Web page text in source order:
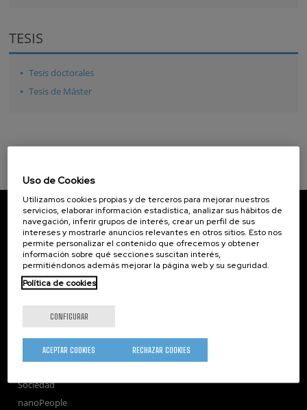
TESIS
Tesis doctorales
Tesis de Máster
CIC nanoGUNE
Tolosa Hiribidea, 76
E-20018 Donostia / San Sebastian
+34 9... Ver teléfono·nano@nanogune.eu
Subscribe to our Newsletter
nanoGUNE
Transferencia
Sociedad
nanoPeople
Uso de Cookies
Utilizamos cookies propias y de terceros para mejorar nuestros
servicios, elaborar información estadística, analizar sus hábitos de
navegación, inferir grupos de interés, crear un perfil de sus
intereses y mostrarle anuncios relevantes en otros sitios. Esto nos
permite personalizar el contenido que ofrecemos y obtener
información sobre qué secciones suscitan interés,
permitiéndonos además mejorar la página web y su seguridad.
Política de cookies
CONFIGURAR
RECHAZAR COOKIES
ACEPTAR COOKIES